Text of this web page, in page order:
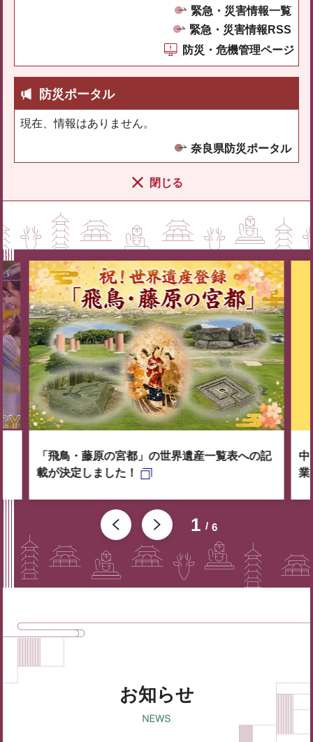
緊急・災害情報一覧
緊急・災害情報RSS
防災・危機管理ページ
防災ポータル
現在、情報はありません。
奈良県防災ポータル
閉じる
1 6
「飛鳥・藤原の宮都」の世界遺産一覧表への記
載が決定しました！
中
業
お知らせ